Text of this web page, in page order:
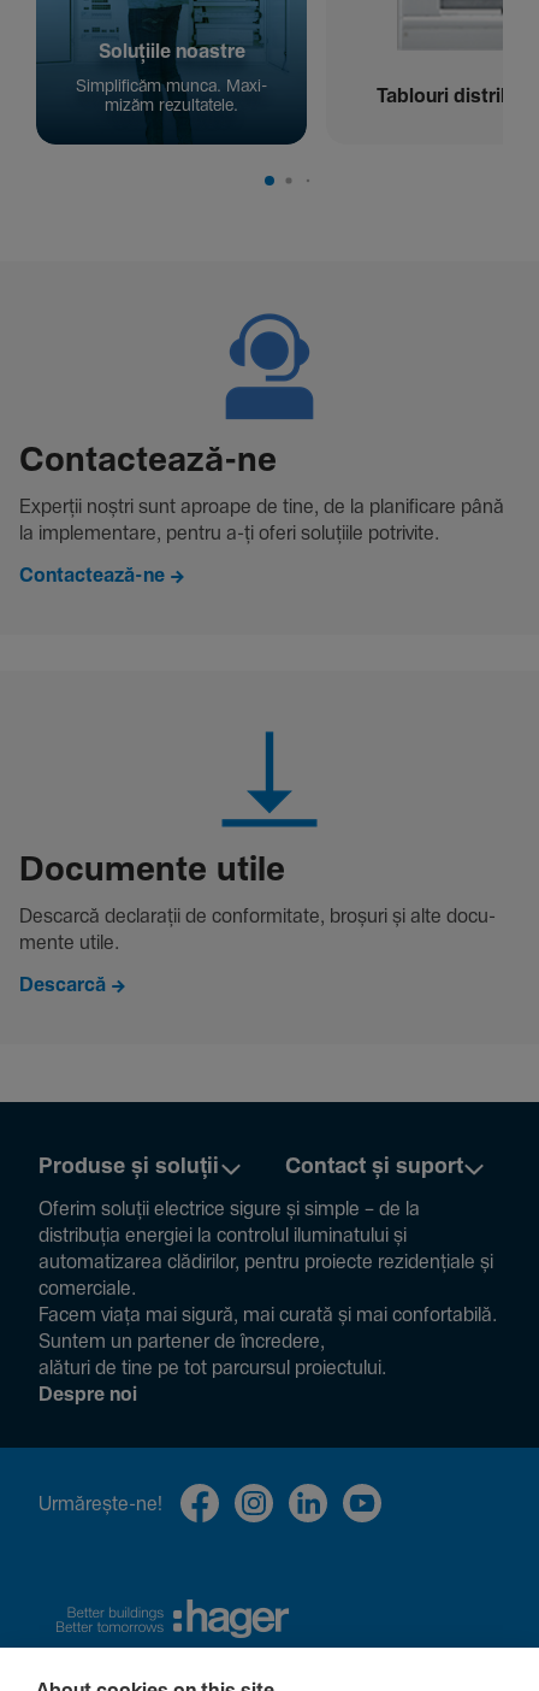
Solu­țiile noastre
Simpli­ficăm munca. Maxi­
mizăm rezul­ta­tele.
Tablouri
Contac­tează-ne
Experții noștri sunt aproape de tine, de la plani­fi­care până
la imple­men­tare, pentru a-ți oferi solu­țiile potri­vite.
Contactează-ne
Docu­mente utile
Descarcă decla­rații de conformitate, broșuri și alte docu­
mente utile.
Descarcă
Produse și soluții Contact și suport
Oferim soluții electrice sigure și simple – de la
distribuția energiei la controlul ilumi­na­tului și
auto­ma­ti­zarea clădi­rilor, pentru proiecte rezi­den­țiale și
comer­ciale.
Facem viața mai sigură, mai curată și mai confor­ta­bilă.
Suntem un partener de încre­dere,
alături de tine pe tot parcursul proiec­tului.
Despre noi
Urmă­rește-ne!